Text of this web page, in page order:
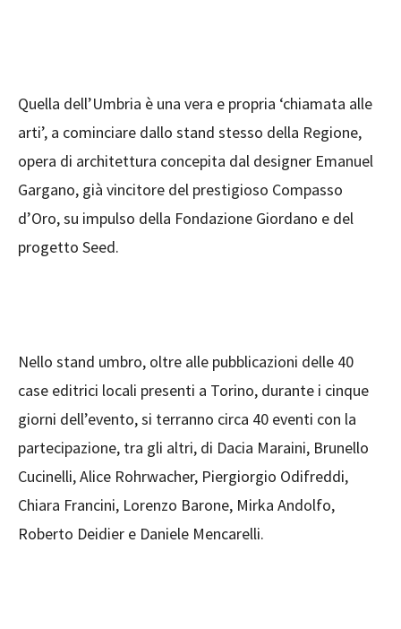
Quella dell’Umbria è una vera e propria ‘chiamata alle
arti’, a cominciare dallo stand stesso della Regione,
opera di architettura concepita dal designer Emanuel
Gargano, già vincitore del prestigioso Compasso
d’Oro, su impulso della Fondazione Giordano e del
progetto Seed.
Nello stand umbro, oltre alle pubblicazioni delle 40
case editrici locali presenti a Torino, durante i cinque
giorni dell’evento, si terranno circa 40 eventi con la
partecipazione, tra gli altri, di Dacia Maraini, Brunello
Cucinelli, Alice Rohrwacher, Piergiorgio Odifreddi,
Chiara Francini, Lorenzo Barone, Mirka Andolfo,
Roberto Deidier e Daniele Mencarelli.